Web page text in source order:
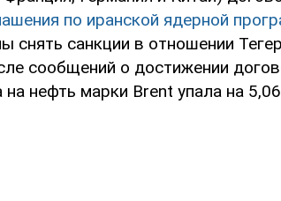
по иранской ядерной
снять санкции в отношении
сообщений о достижении
нефть марки Brent упала на